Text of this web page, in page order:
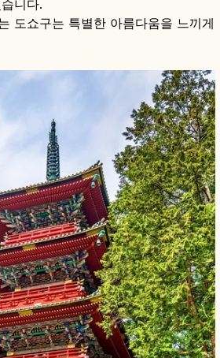
니다.
도쇼구는 특별한 아름다움을 느끼게